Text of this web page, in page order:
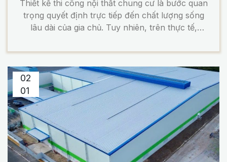
Thiết kế thi công nội thất chung cư là bước quan
trọng quyết định trực tiếp đến chất lượng sống
lâu dài của gia chủ. Tuy nhiên, trên thực tế,
nhưng khi hoàn thiện lại rơi vào tình trạng ở
không tiện, nhanh chán, […]
02
01